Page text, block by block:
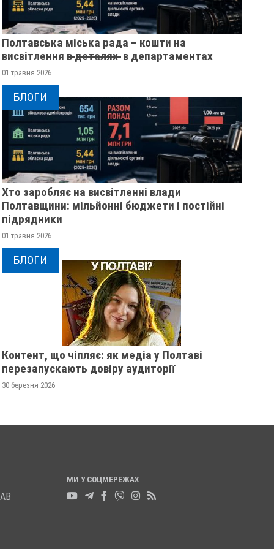
У ПОЛТАВСЬКІЙ ОБЛАСТІ
РОЗШУКУЮТЬ 82-РІЧНУ
ГАННУ МЕРКОТАН
0
ПОЛІЦІЯ
РОЗШУКУЄ 69-
МИХАЙЛА УДОДА
12 листопада 2025
Полтавська міська рада – кошти на
висвітлення в̶ ̶д̶е̶т̶а̶л̶я̶х̶ ̶ в департаментах
01 травня 2026
БЛОГИ
Хто заробляє на висвітленні влади
Полтавщини: мільйонні бюджети і постійні
підрядники
01 травня 2026
БЛОГИ
Контент, що чіпляє: як медіа у Полтаві
перезапускають довіру аудиторії
30 березня 2026
МИ У СОЦМЕРЕЖАХ